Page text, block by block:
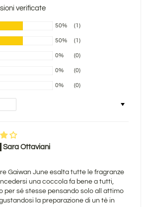
verificate
50% (1)
50% (1)
0% (0)
0% (0)
0% (0)
Sara Ottaviani
Gaiwan June esalta tutte le fragranze
una coccola fa bene a tutti,
per sé stesse pensando solo all attimo
la preparazione di un tè in